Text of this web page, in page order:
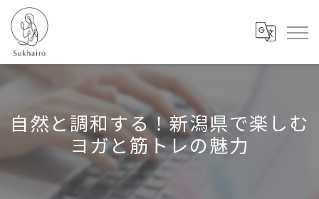
自然と調和する！新潟県で楽しむ
ヨガと筋トレの魅力